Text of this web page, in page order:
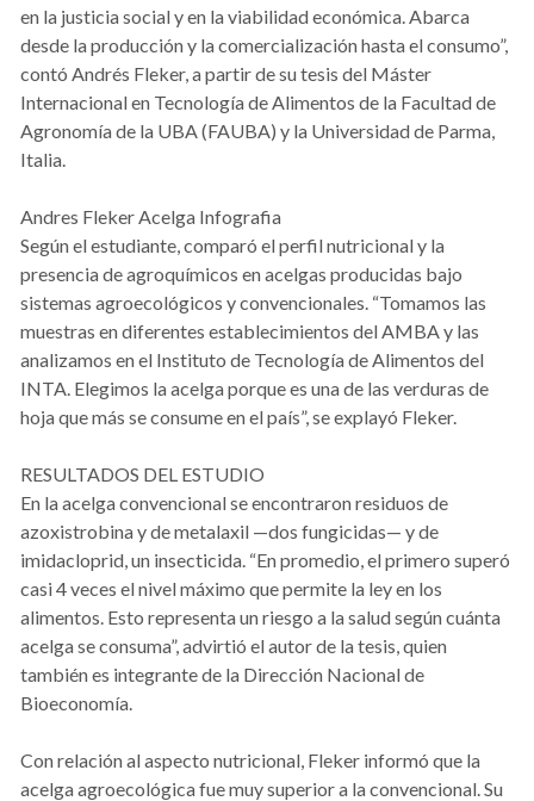
en la justicia social y en la viabilidad económica. Abarca
desde la producción y la comercialización hasta el consumo”,
contó Andrés Fleker, a partir de su tesis del Máster
Internacional en Tecnología de Alimentos de la Facultad de
Agronomía de la UBA (FAUBA) y la Universidad de Parma,
Italia.
Andres Fleker Acelga Infografia
Según el estudiante, comparó el perfil nutricional y la
presencia de agroquímicos en acelgas producidas bajo
sistemas agroecológicos y convencionales. “Tomamos las
muestras en diferentes establecimientos del AMBA y las
analizamos en el Instituto de Tecnología de Alimentos del
INTA. Elegimos la acelga porque es una de las verduras de
hoja que más se consume en el país”, se explayó Fleker.
RESULTADOS DEL ESTUDIO
En la acelga convencional se encontraron residuos de
azoxistrobina y de metalaxil —dos fungicidas— y de
imidacloprid, un insecticida. “En promedio, el primero superó
casi 4 veces el nivel máximo que permite la ley en los
alimentos. Esto representa un riesgo a la salud según cuánta
acelga se consuma”, advirtió el autor de la tesis, quien
también es integrante de la Dirección Nacional de
Bioeconomía.
Con relación al aspecto nutricional, Fleker informó que la
acelga agroecológica fue muy superior a la convencional. Su